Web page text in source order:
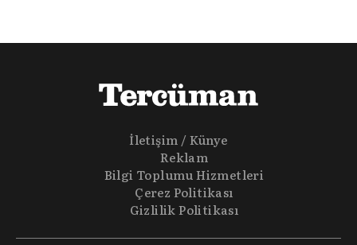
olmadığına inananlardansanız "Spor Sohbetleri" tam size
İletişim / Künye
Reklam
Bilgi Toplumu Hizmetleri
Çerez Politikası
Gizlilik Politikası